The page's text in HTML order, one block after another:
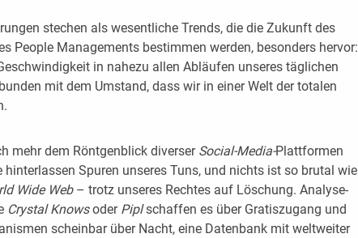
stechen als wesentliche Trends, die die Zukunft des
People Managements bestimmen werden, besonders hervor:
in nahezu allen Abläufen unseres täglichen
mit dem Umstand, dass wir in einer Welt der totalen
mehr dem Röntgenblick diverser Social-Media-Plattformen
hinterlassen Spuren unseres Tuns, und nichts ist so brutal wie
Wide Web – trotz unseres Rechtes auf Löschung. Analyse-
Crystal Knowsoder Piplschaffen es über Gratiszugang und
scheinbar über Nacht, eine Datenbank mit weltweiter